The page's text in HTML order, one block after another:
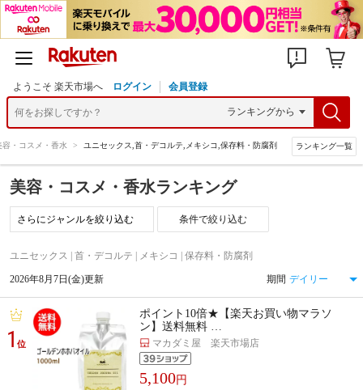
ようこそ 楽天市場へ ログイン 会員登録
容・コスメ・香水 > ユニセックス,首・デコルテ,メキシコ,保存料・防腐剤 ランキング一覧
美容・コスメ・香水ランキング
条件で絞り込む
ユニセックス | 首・デコルテ | メキシコ | 保存料・防腐剤
2026年8月7日(金)更新 期間
1位
ポイント10倍★【楽天お買い物マラソ
ン】送料無料 …
マカダミ屋 楽天市場店
5,100円